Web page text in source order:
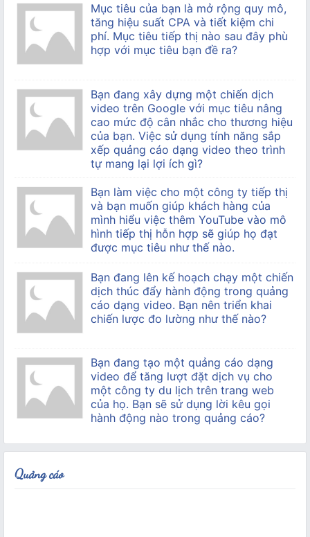
Mục tiêu của bạn là mở rộng quy mô,
tăng hiệu suất CPA và tiết kiệm chi
phí. Mục tiêu tiếp thị nào sau đây phù
hợp với mục tiêu bạn đề ra?
Bạn đang xây dựng một chiến dịch
video trên Google với mục tiêu nâng
cao mức độ cân nhắc cho thương hiệu
của bạn. Việc sử dụng tính năng sắp
xếp quảng cáo dạng video theo trình
tự mang lại lợi ích gì?
Bạn làm việc cho một công ty tiếp thị
và bạn muốn giúp khách hàng của
mình hiểu việc thêm YouTube vào mô
hình tiếp thị hỗn hợp sẽ giúp họ đạt
được mục tiêu như thế nào.
Bạn đang lên kế hoạch chạy một chiến
dịch thúc đẩy hành động trong quảng
cáo dạng video. Bạn nên triển khai
chiến lược đo lường như thế nào?
Bạn đang tạo một quảng cáo dạng
video để tăng lượt đặt dịch vụ cho
một công ty du lịch trên trang web
của họ. Bạn sẽ sử dụng lời kêu gọi
hành động nào trong quảng cáo?
Quảng cáo